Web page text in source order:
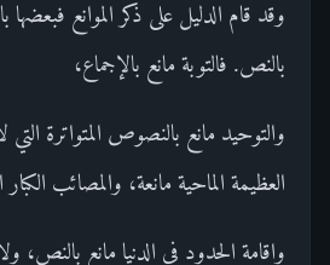
وقد قام الدليل على ذكر الموانع فبعضها
بالنص. فالتوبة مانع بالإجماع،
والتوحيد مانع بالنصوص المتواترة
العظيمة الماحية مانعة، والمصائب الكبار
وإقامة الحدود في الدنيا مانع بالنص،